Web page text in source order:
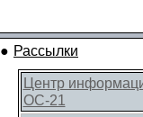
● Рассылки
Центр
ОС-21